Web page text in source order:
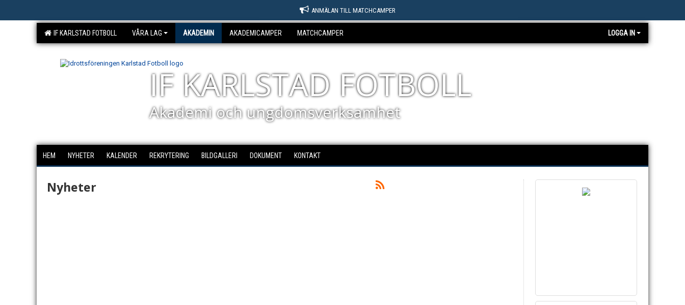
ANMÄLAN TILL MATCHCAMPER
IF KARLSTAD FOTBOLL VÅRA LAG AKADEMIN AKADEMICAMPER MATCHCAMPER LOGGA IN
IF KARLSTAD FOTBOLL
Akademi och ungdomsverksamhet
HEM NYHETER KALENDER REKRYTERING BILDGALLERI DOKUMENT KONTAKT
Nyheter